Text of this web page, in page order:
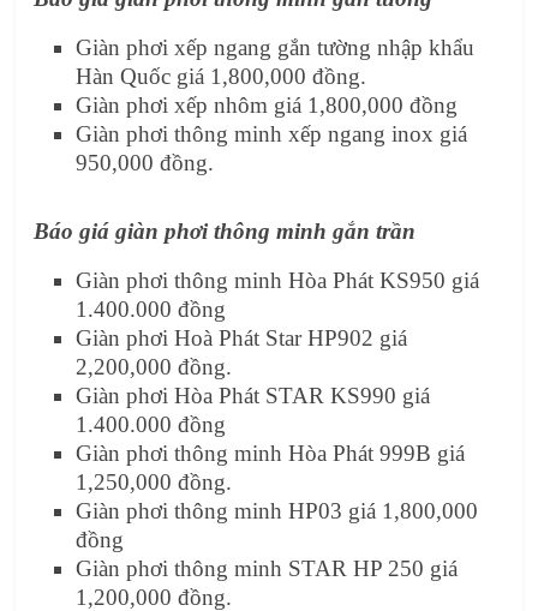
Giàn phơi xếp ngang gắn tường nhập khẩu
Hàn Quốc giá 1,800,000 đồng.
Giàn phơi xếp nhôm giá 1,800,000 đồng
Giàn phơi thông minh xếp ngang inox giá
950,000 đồng.
Báo giá giàn phơi thông minh gắn trần
Giàn phơi thông minh Hòa Phát KS950 giá
1.400.000 đồng
Giàn phơi Hoà Phát Star HP902 giá
2,200,000 đồng.
Giàn phơi Hòa Phát STAR KS990 giá
1.400.000 đồng
Giàn phơi thông minh Hòa Phát 999B giá
1,250,000 đồng.
Giàn phơi thông minh HP03 giá 1,800,000
đồng
Giàn phơi thông minh STAR HP 250 giá
1,200,000 đồng.